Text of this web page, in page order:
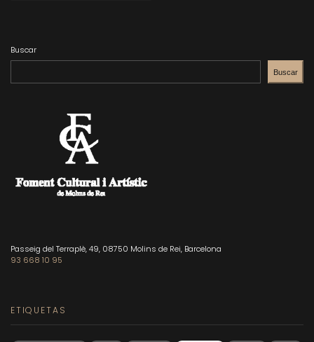
Buscar
Buscar
Passeig del Terraplè, 49, 08750 Molins de Rei, Barcelona
93 668 10 95
ETIQUETAS